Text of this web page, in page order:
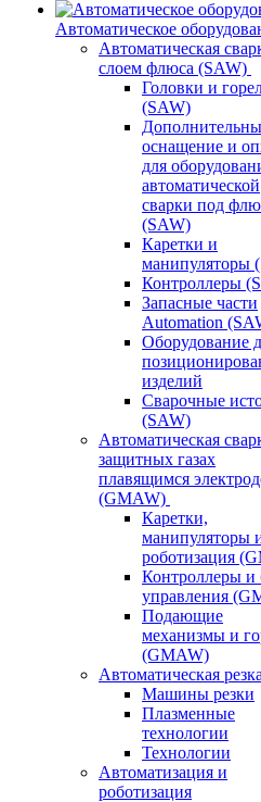
Автоматическое
Автоматическая
слоем флюса (SAW)
Головки и
(SAW)
оснащение и
для
автоматической
сварки под
(SAW)
Каретки и
манипуляторы
Контроллеры
Запасные части
Automation
Оборудование
изделий
Сварочные
(SAW)
Автоматическая
защитных газах
плавящимся
(GMAW)
Каретки,
манипуляторы
роботизация
Контроллеры и
управления
Подающие
механизмы и
(GMAW)
Автоматическая резка
Машины резки
Плазменные
технологии
Технологии
Автоматизация и
роботизация